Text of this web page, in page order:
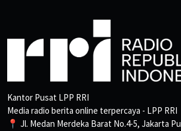
Kantor Pusat LPP RRI
Media radio berita online terpercaya - LPP RRI
📍 Jl. Medan Merdeka Barat No.4-5, Jakarta